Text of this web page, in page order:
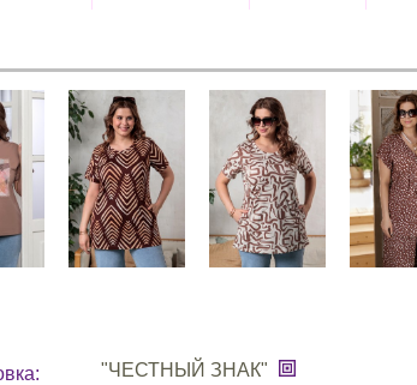
"ЧЕСТНЫЙ ЗНАК"